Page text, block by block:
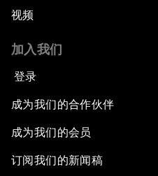
视频
加入我们
登录
成为我们的合作伙伴
成为我们的会员
订阅我们的新闻稿